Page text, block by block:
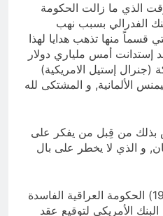
الذي ما زالت الحكومة
الفدرالي بسبب نهب
قسماً منها تذهب هدايا لهذا
إستدانت أمس ملياري دولار
إستيل الامريكية)
الألمانية, و المشتكى لله
بذلك من قِبل من يفكر على
و الذي لا يخطر على بال
حيث قامت اليوم (19/1/2025) الحكومة العراقية الفاسدة
الأمريكي لتوقيع عقد